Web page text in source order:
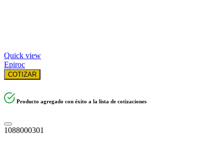
Quick view
Epiroc
COTIZAR
Producto agregado con éxito a la lista de cotizaciones
1088000301